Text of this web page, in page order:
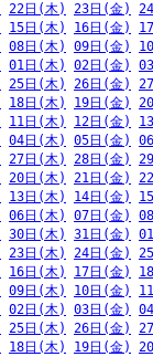
22日(木) 23日(金)
15日(木) 16日(金)
08日(木) 09日(金)
01日(木) 02日(金)
25日(木) 26日(金)
18日(木) 19日(金)
11日(木) 12日(金)
04日(木) 05日(金)
27日(木) 28日(金)
20日(木) 21日(金)
13日(木) 14日(金)
06日(木) 07日(金)
30日(木) 31日(金)
23日(木) 24日(金)
16日(木) 17日(金)
09日(木) 10日(金)
02日(木) 03日(金)
25日(木) 26日(金)
18日(木) 19日(金)